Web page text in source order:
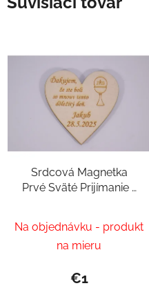
Srdcová Magnetka
Prvé Sväté Prijímanie -
Na objednávku - produkt
na mieru
€1